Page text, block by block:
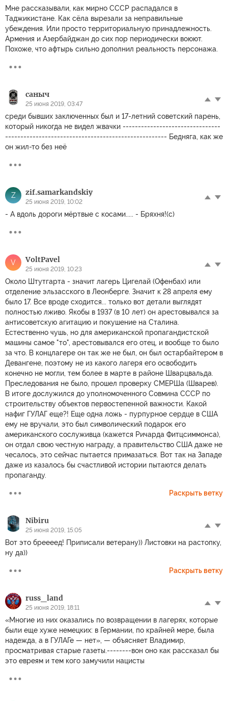
Мне рассказывали, как мирно СССР распадался в
Таджикистане. Как сёла вырезали за неправильные
убеждения. Или просто территориальную принадлежность.
Армения и Азербайджан до сих пор периодически воюют.
Похоже, что афтырь сильно дополнил реальность персонажа.
саныч
25 июня 2019, 03:47
среди бывших заключенных был и 17-летний советский парень,
который никогда не видел жвачки --------------------------------
----------------------------------------------------- Бедняга, как же
он жил-то без неё
Z zif.samarkandskiy
25 июня 2019, 10:02
- А вдоль дороги мёртвые с косами..... - Бряхня!(с)
V VoltPavel
25 июня 2019, 10:23
Около Штутгарта - значит лагерь Цигелай (Офенбах) или
отделение эльзасского в Леонберге. Значит к 28 апреля ему
было 17. Все вроде сходится... только вот детали выглядят
полностью лживо. Якобы в 1937 (в 10 лет) он арестовывался за
антисоветскую агитацию и покушение на Сталина.
Естественно чушь, но для американской пропагандистской
машины самое "то", арестовывался его отец, и вообще то было
за что. В концлагере он так же не был, он был остарбайтером в
Девангене, поэтому не из какого лагеря его освободить
конечно не могли, тем более в марте в районе Шварцвальда.
Преследования не было, прошел проверку СМЕРШа (Шварев).
В итоге дослужился до уполномоченного Совмина СССР по
строительству объектов первостепенной важности. Какой
нафиг ГУЛАГ еще?! Еще одна ложь - пурпурное сердце в США
ему не вручали, это был символический подарок его
американского сослуживца (кажется Ричарда Фитцсиммонса),
он отдал свою честную награду, а правительство США даже не
чесалось, это сейчас пытается примазаться. Вот так на Западе
даже из казалось бы счастливой истории пытаются делать
пропаганду.
Раскрыть ветку
Nibiru
25 июня 2019, 15:05
Вот это бреееед! Приписали ветерану)) Листовки на растопку,
ну да))
Раскрыть ветку
russ_land
25 июня 2019, 18:11
«Многие из них оказались по возвращении в лагерях, которые
были еще хуже немецких: в Германии, по крайней мере, была
надежда, а в ГУЛАГе — нет», — объясняет Владимир,
просматривая старые газеты.--------вон оно как рассказал бы
это евреям и тем кого замучили нацисты